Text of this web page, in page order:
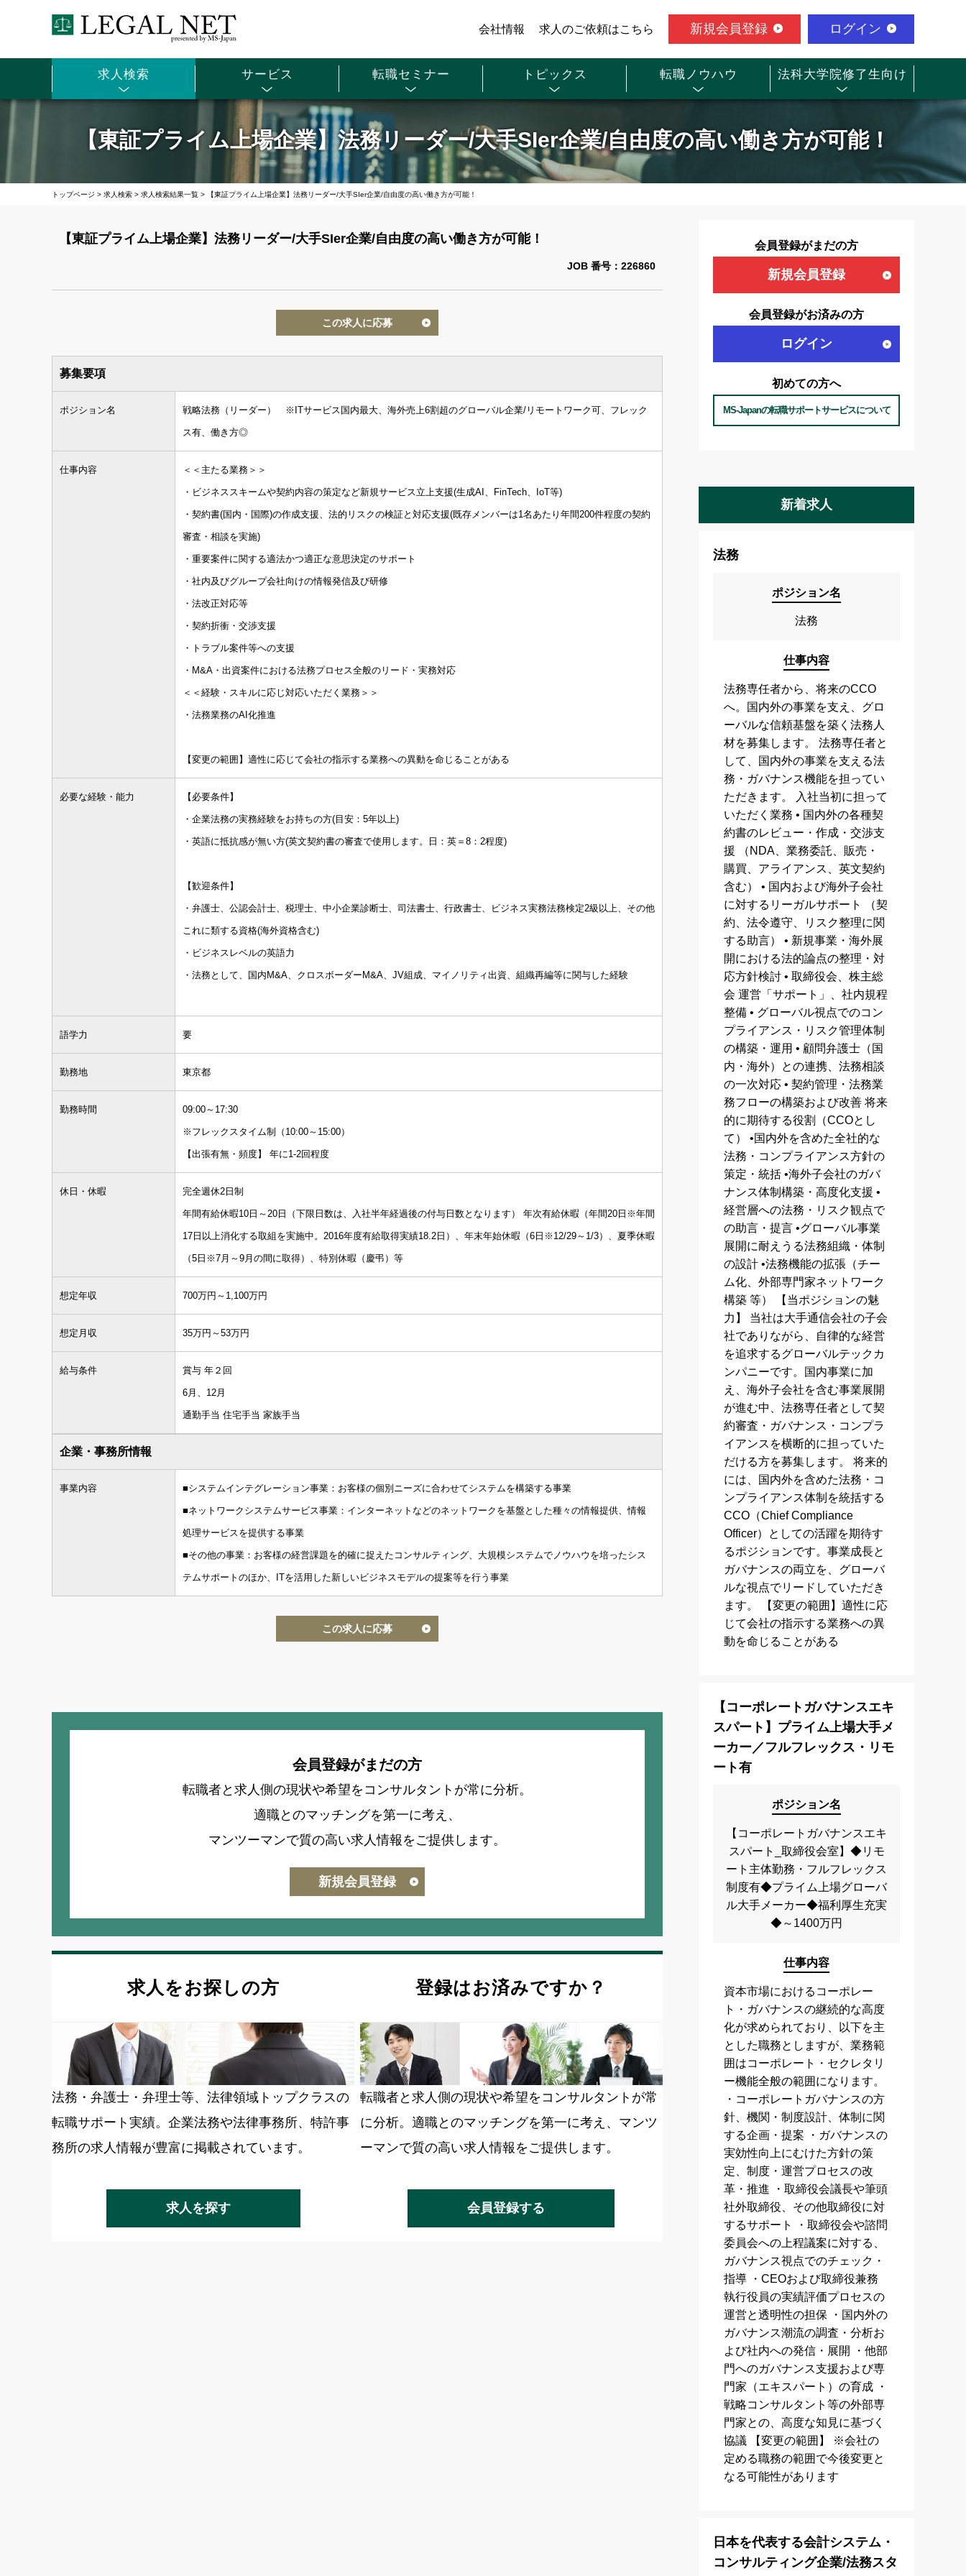
会社情報 求人のご依頼はこちら 新規会員登録 ログイン
求人検索 サービス 転職セミナー トピックス 転職ノウハウ 法科大学院修了生向け
【東証プライム上場企業】法務リーダー/大手SIer企業/自由度の高い働き方が可能！
トップページ > 求人検索 > 求人検索結果一覧 > 【東証プライム上場企業】法務リーダー/大手SIer企業/自由度の高い働き方が可能！
【東証プライム上場企業】法務リーダー/大手SIer企業/自由度の高い働き方が可能！
JOB 番号：226860
この求人に応募
募集要項
ポジション名 戦略法務（リーダー） ※ITサービス国内最大、海外売上6割超のグローバル企業/リモートワーク可、フレック
ス有、働き方◎
仕事内容 ＜＜主たる業務＞＞
・ビジネススキームや契約内容の策定など新規サービス立上支援(生成AI、FinTech、IoT等)
・契約書(国内・国際)の作成支援、法的リスクの検証と対応支援(既存メンバーは1名あたり年間200件程度の契約
審査・相談を実施)
・重要案件に関する適法かつ適正な意思決定のサポート
・社内及びグループ会社向けの情報発信及び研修
・法改正対応等
・契約折衝・交渉支援
・トラブル案件等への支援
・M&A・出資案件における法務プロセス全般のリード・実務対応
＜＜経験・スキルに応じ対応いただく業務＞＞
・法務業務のAI化推進
【変更の範囲】適性に応じて会社の指示する業務への異動を命じることがある
必要な経験・能力 【必要条件】
・企業法務の実務経験をお持ちの方(目安：5年以上)
・英語に抵抗感が無い方(英文契約書の審査で使用します。日：英＝8：2程度)
【歓迎条件】
・弁護士、公認会計士、税理士、中小企業診断士、司法書士、行政書士、ビジネス実務法務検定2級以上、その他
これに類する資格(海外資格含む)
・ビジネスレベルの英語力
・法務として、国内M&A、クロスボーダーM&A、JV組成、マイノリティ出資、組織再編等に関与した経験
語学力 要
勤務地 東京都
勤務時間 09:00～17:30
※フレックスタイム制（10:00～15:00）
【出張有無・頻度】 年に1-2回程度
休日・休暇 完全週休2日制
年間有給休暇10日～20日（下限日数は、入社半年経過後の付与日数となります） 年次有給休暇（年間20日※年間
17日以上消化する取組を実施中。2016年度有給取得実績18.2日）、年末年始休暇（6日※12/29～1/3）、夏季休暇
（5日※7月～9月の間に取得）、特別休暇（慶弔）等
想定年収 700万円～1,100万円
想定月収 35万円～53万円
給与条件 賞与 年２回
6月、12月
通勤手当 住宅手当 家族手当
企業・事務所情報
事業内容 ■システムインテグレーション事業：お客様の個別ニーズに合わせてシステムを構築する事業
■ネットワークシステムサービス事業：インターネットなどのネットワークを基盤とした種々の情報提供、情報
処理サービスを提供する事業
■その他の事業：お客様の経営課題を的確に捉えたコンサルティング、大規模システムでノウハウを培ったシス
テムサポートのほか、ITを活用した新しいビジネスモデルの提案等を行う事業
この求人に応募
会員登録がまだの方
転職者と求人側の現状や希望をコンサルタントが常に分析。
適職とのマッチングを第一に考え、
マンツーマンで質の高い求人情報をご提供します。
新規会員登録
求人をお探しの方
法務・弁護士・弁理士等、法律領域トップクラスの
転職サポート実績。企業法務や法律事務所、特許事
務所の求人情報が豊富に掲載されています。
求人を探す
登録はお済みですか？
転職者と求人側の現状や希望をコンサルタントが常
に分析。適職とのマッチングを第一に考え、マンツ
ーマンで質の高い求人情報をご提供します。
会員登録する
会員登録がまだの方
新規会員登録
会員登録がお済みの方
ログイン
初めての方へ
MS-Japanの転職サポートサービスについて
新着求人
法務
ポジション名
法務
仕事内容
法務専任者から、将来のCCO
へ。国内外の事業を支え、グロ
ーバルな信頼基盤を築く法務人
材を募集します。 法務専任者と
して、国内外の事業を支える法
務・ガバナンス機能を担ってい
ただきます。 入社当初に担って
いただく業務 • 国内外の各種契
約書のレビュー・作成・交渉支
援 （NDA、業務委託、販売・
購買、アライアンス、英文契約
含む） • 国内および海外子会社
に対するリーガルサポート （契
約、法令遵守、リスク整理に関
する助言） • 新規事業・海外展
開における法的論点の整理・対
応方針検討 • 取締役会、株主総
会 運営「サポート」、社内規程
整備 • グローバル視点でのコン
プライアンス・リスク管理体制
の構築・運用 • 顧問弁護士（国
内・海外）との連携、法務相談
の一次対応 • 契約管理・法務業
務フローの構築および改善 将来
的に期待する役割（CCOとし
て） •国内外を含めた全社的な
法務・コンプライアンス方針の
策定・統括 •海外子会社のガバ
ナンス体制構築・高度化支援 •
経営層への法務・リスク観点で
の助言・提言 •グローバル事業
展開に耐えうる法務組織・体制
の設計 •法務機能の拡張（チー
ム化、外部専門家ネットワーク
構築 等） 【当ポジションの魅
力】 当社は大手通信会社の子会
社でありながら、自律的な経営
を追求するグローバルテックカ
ンパニーです。国内事業に加
え、海外子会社を含む事業展開
が進む中、法務専任者として契
約審査・ガバナンス・コンプラ
イアンスを横断的に担っていた
だける方を募集します。 将来的
には、国内外を含めた法務・コ
ンプライアンス体制を統括する
CCO（Chief Compliance
Officer）としての活躍を期待す
るポジションです。事業成長と
ガバナンスの両立を、グローバ
ルな視点でリードしていただき
ます。 【変更の範囲】適性に応
じて会社の指示する業務への異
動を命じることがある
【コーポレートガバナンスエキ
スパート】プライム上場大手メ
ーカー／フルフレックス・リモ
ート有
ポジション名
【コーポレートガバナンスエキ
スパート_取締役会室】◆リモ
ート主体勤務・フルフレックス
制度有◆プライム上場グローバ
ル大手メーカー◆福利厚生充実
◆～1400万円
仕事内容
資本市場におけるコーポレー
ト・ガバナンスの継続的な高度
化が求められており、以下を主
とした職務としますが、業務範
囲はコーポレート・セクレタリ
ー機能全般の範囲になります。
・コーポレートガバナンスの方
針、機関・制度設計、体制に関
する企画・提案 ・ガバナンスの
実効性向上にむけた方針の策
定、制度・運営プロセスの改
革・推進 ・取締役会議長や筆頭
社外取締役、その他取締役に対
するサポート ・取締役会や諮問
委員会への上程議案に対する、
ガバナンス視点でのチェック・
指導 ・CEOおよび取締役兼務
執行役員の実績評価プロセスの
運営と透明性の担保 ・国内外の
ガバナンス潮流の調査・分析お
よび社内への発信・展開 ・他部
門へのガバナンス支援および専
門家（エキスパート）の育成 ・
戦略コンサルタント等の外部専
門家との、高度な知見に基づく
協議 【変更の範囲】 ※会社の
定める職務の範囲で今後変更と
なる可能性があります
日本を代表する会計システム・
コンサルティング企業/法務スタ